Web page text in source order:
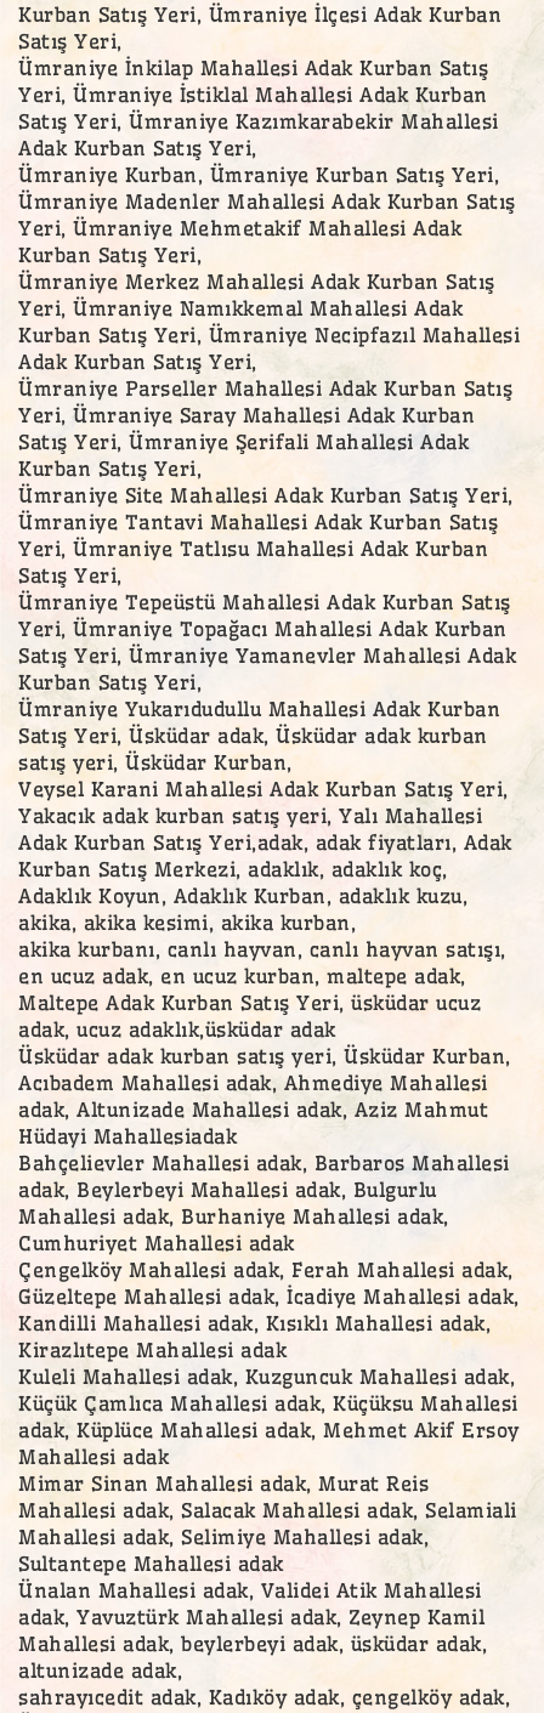
Kurban Satış Yeri, Ümraniye İlçesi Adak Kurban
Satış Yeri,
Ümraniye İnkilap Mahallesi Adak Kurban Satış
Yeri, Ümraniye İstiklal Mahallesi Adak Kurban
Satış Yeri, Ümraniye Kazımkarabekir Mahallesi
Adak Kurban Satış Yeri,
Ümraniye Kurban, Ümraniye Kurban Satış Yeri,
Ümraniye Madenler Mahallesi Adak Kurban Satış
Yeri, Ümraniye Mehmetakif Mahallesi Adak
Kurban Satış Yeri,
Ümraniye Merkez Mahallesi Adak Kurban Satış
Yeri, Ümraniye Namıkkemal Mahallesi Adak
Kurban Satış Yeri, Ümraniye Necipfazıl Mahallesi
Adak Kurban Satış Yeri,
Ümraniye Parseller Mahallesi Adak Kurban Satış
Yeri, Ümraniye Saray Mahallesi Adak Kurban
Satış Yeri, Ümraniye Şerifali Mahallesi Adak
Kurban Satış Yeri,
Ümraniye Site Mahallesi Adak Kurban Satış Yeri,
Ümraniye Tantavi Mahallesi Adak Kurban Satış
Yeri, Ümraniye Tatlısu Mahallesi Adak Kurban
Satış Yeri,
Ümraniye Tepeüstü Mahallesi Adak Kurban Satış
Yeri, Ümraniye Topağacı Mahallesi Adak Kurban
Satış Yeri, Ümraniye Yamanevler Mahallesi Adak
Kurban Satış Yeri,
Ümraniye Yukarıdudullu Mahallesi Adak Kurban
Satış Yeri, Üsküdar adak, Üsküdar adak kurban
satış yeri, Üsküdar Kurban,
Veysel Karani Mahallesi Adak Kurban Satış Yeri,
Yakacık adak kurban satış yeri, Yalı Mahallesi
Adak Kurban Satış Yeri,adak, adak fiyatları, Adak
Kurban Satış Merkezi, adaklık, adaklık koç,
Adaklık Koyun, Adaklık Kurban, adaklık kuzu,
akika, akika kesimi, akika kurban,
akika kurbanı, canlı hayvan, canlı hayvan satışı,
en ucuz adak, en ucuz kurban, maltepe adak,
Maltepe Adak Kurban Satış Yeri, üsküdar ucuz
adak, ucuz adaklık,üsküdar adak
Üsküdar adak kurban satış yeri, Üsküdar Kurban,
Acıbadem Mahallesi adak, Ahmediye Mahallesi
adak, Altunizade Mahallesi adak, Aziz Mahmut
Hüdayi Mahallesiadak
Bahçelievler Mahallesi adak, Barbaros Mahallesi
adak, Beylerbeyi Mahallesi adak, Bulgurlu
Mahallesi adak, Burhaniye Mahallesi adak,
Cumhuriyet Mahallesi adak
Çengelköy Mahallesi adak, Ferah Mahallesi adak,
Güzeltepe Mahallesi adak, İcadiye Mahallesi adak,
Kandilli Mahallesi adak, Kısıklı Mahallesi adak,
Kirazlıtepe Mahallesi adak
Kuleli Mahallesi adak, Kuzguncuk Mahallesi adak,
Küçük Çamlıca Mahallesi adak, Küçüksu Mahallesi
adak, Küplüce Mahallesi adak, Mehmet Akif Ersoy
Mahallesi adak
Mimar Sinan Mahallesi adak, Murat Reis
Mahallesi adak, Salacak Mahallesi adak, Selamiali
Mahallesi adak, Selimiye Mahallesi adak,
Sultantepe Mahallesi adak
Ünalan Mahallesi adak, Validei Atik Mahallesi
adak, Yavuztürk Mahallesi adak, Zeynep Kamil
Mahallesi adak, beylerbeyi adak, üsküdar adak,
altunizade adak,
sahrayıcedit adak, Kadıköy adak, çengelköy adak,